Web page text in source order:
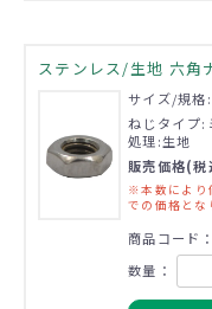
ステンレス/生地 六角
サイズ/規格
ねじタイプ
処理:生地
販売価格(
※本数により
での価格とな
商品コード
数量：